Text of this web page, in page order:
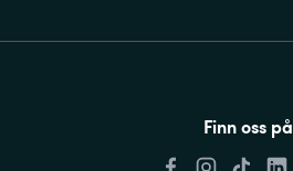
Finn oss på